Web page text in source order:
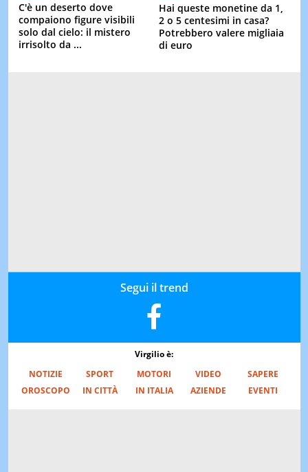
C'è un deserto dove
compaiono figure visibili
solo dal cielo: il mistero
irrisolto da ...
Hai queste monetine da 1,
2 o 5 centesimi in casa?
Potrebbero valere migliaia
di euro
Segui il trend
Virgilio è:
NOTIZIE
SPORT MOTORI VIDEO
SAPERE
OROSCOPO
IN CITTÀ IN ITALIA AZIENDE EVENTI